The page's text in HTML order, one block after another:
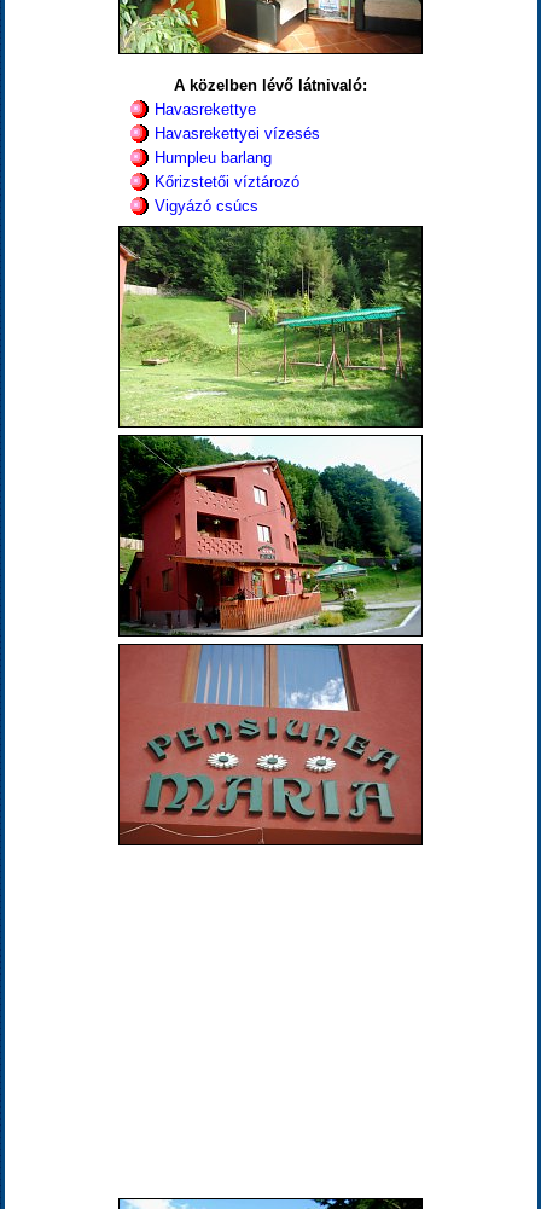
A közelben lévő látnivaló:
Havasrekettye
Havasrekettyei vízesés
Humpleu barlang
Kőrizstetői víztározó
Vigyázó csúcs